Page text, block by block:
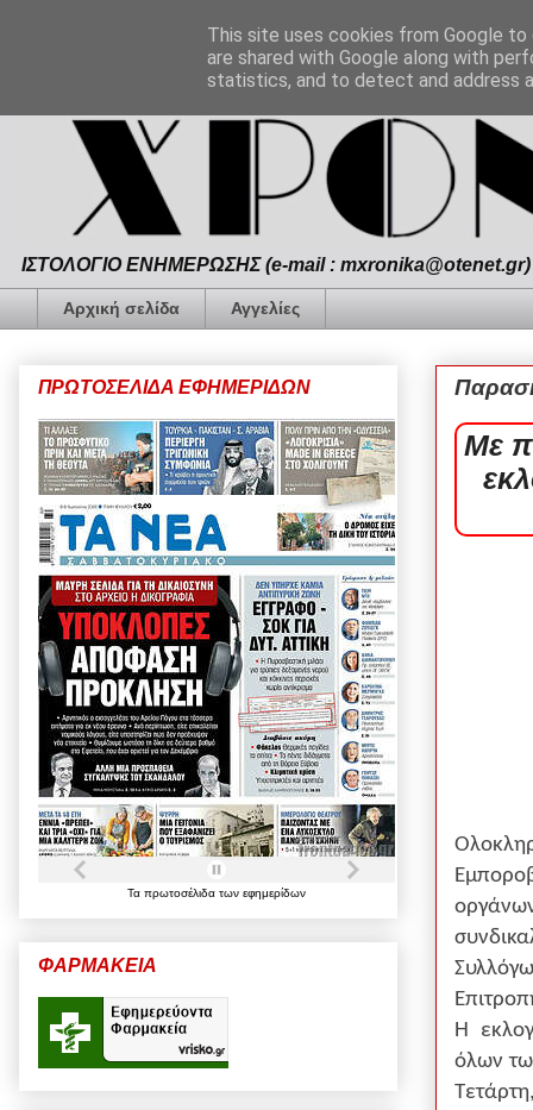
ΙΣΤΟΛΟΓΙΟ ΕΝΗΜΕΡΩΣΗΣ (e-mail :
Αρχική σελίδα Αγγελίες
Με
Η
όλων
Τετάρτη
ΠΡΩΤΟΣΕΛΙΔΑ ΕΦΗΜΕΡΙΔΩΝ
Τα πρωτοσέλιδα των εφημερίδων
ΦΑΡΜΑΚΕΙΑ
This site uses cookies from Google
are shared with Google along with
statistics, and to detect and address